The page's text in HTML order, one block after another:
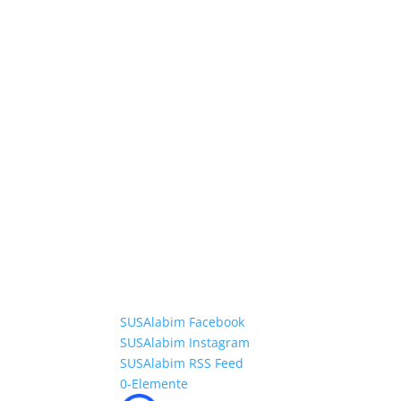
SUSAlabim Facebook
SUSAlabim Instagram
SUSAlabim RSS Feed
0-Elemente